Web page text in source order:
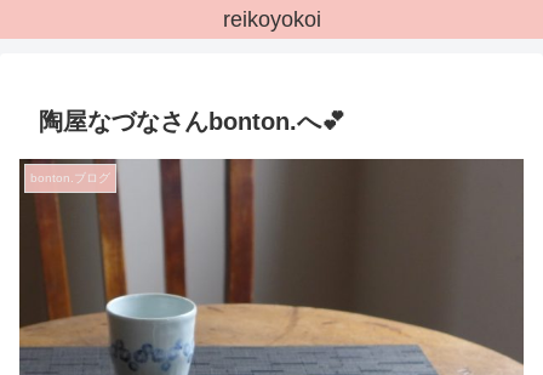
reikoyokoi
陶屋なづなさんbonton.へ💕
bonton.ブログ